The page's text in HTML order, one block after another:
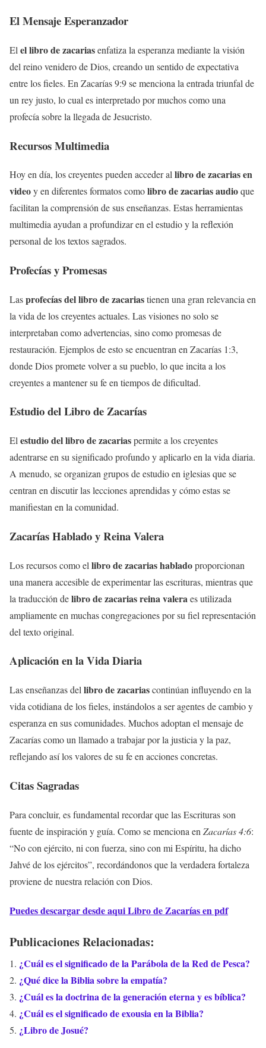
El Mensaje Esperanzador
El el libro de zacariasenfatiza la esperanza mediante la visión
del reino venidero de Dios, creando un sentido de expectativa
entre los fieles. En Zacarías 9:9 se menciona la entrada triunfal de
un rey justo, lo cual es interpretado por muchos como una
profecía sobre la llegada de Jesucristo.
Recursos Multimedia
Hoy en día, los creyentes pueden acceder allibro de zacarias en
videoy en diferentes formatos comolibro de zacarias audioque
facilitan la comprensión de sus enseñanzas. Estas herramientas
multimedia ayudan a profundizar en el estudio y la reflexión
personal de los textos sagrados.
Profecías y Promesas
Lasprofecías del libro de zacariastienen una gran relevancia en
la vida de los creyentes actuales. Las visiones no solo se
interpretaban como advertencias, sino como promesas de
restauración. Ejemplos de esto se encuentran en Zacarías 1:3,
donde Dios promete volver a su pueblo, lo que incita a los
creyentes a mantener su fe en tiempos de dificultad.
Estudio del Libro de Zacarías
El estudio del libro de zacariaspermite a los creyentes
adentrarse en su significado profundo y aplicarlo en la vida diaria.
A menudo, se organizan grupos de estudio en iglesias que se
centran en discutir las lecciones aprendidas y cómo estas se
manifiestan en la comunidad.
Zacarías Hablado y Reina Valera
Los recursos como el libro de zacarias habladoproporcionan
una manera accesible de experimentar las escrituras, mientras que
la traducción delibro de zacarias reina valeraes utilizada
ampliamente en muchas congregaciones por su fiel representación
del texto original.
Aplicación en la Vida Diaria
Las enseñanzas del libro de zacariascontinúan influyendo en la
vida cotidiana de los fieles, instándolos a ser agentes de cambio y
esperanza en sus comunidades. Muchos adoptan el mensaje de
Zacarías como un llamado a trabajar por la justicia y la paz,
reflejando así los valores de su fe en acciones concretas.
Citas Sagradas
Para concluir, es fundamental recordar que las Escrituras son
fuente de inspiración y guía. Como se menciona en Zacarías 4:6:
“No con ejército, ni con fuerza, sino con mi Espíritu, ha dicho
Jahvé de los ejércitos”, recordándonos que la verdadera fortaleza
proviene de nuestra relación con Dios.
Puedes descargar desde aqui Libro de Zacarías en pdf
Publicaciones Relacionadas:
¿Cuál es el significado de la Parábola de la Red de Pesca?
¿Qué dice la Biblia sobre la empatía?
¿Cuál es la doctrina de la generación eterna y es bíblica?
¿Cuál es el significado de exousia en la Biblia?
¿Libro de Josué?